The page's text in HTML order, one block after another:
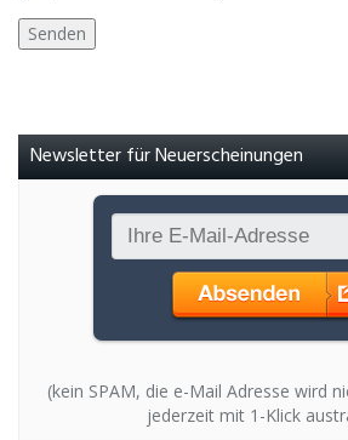
Newsletter für Neuerscheinungen
(kein SPAM, die e-Mail Adresse wird
jederzeit mit 1-Klick